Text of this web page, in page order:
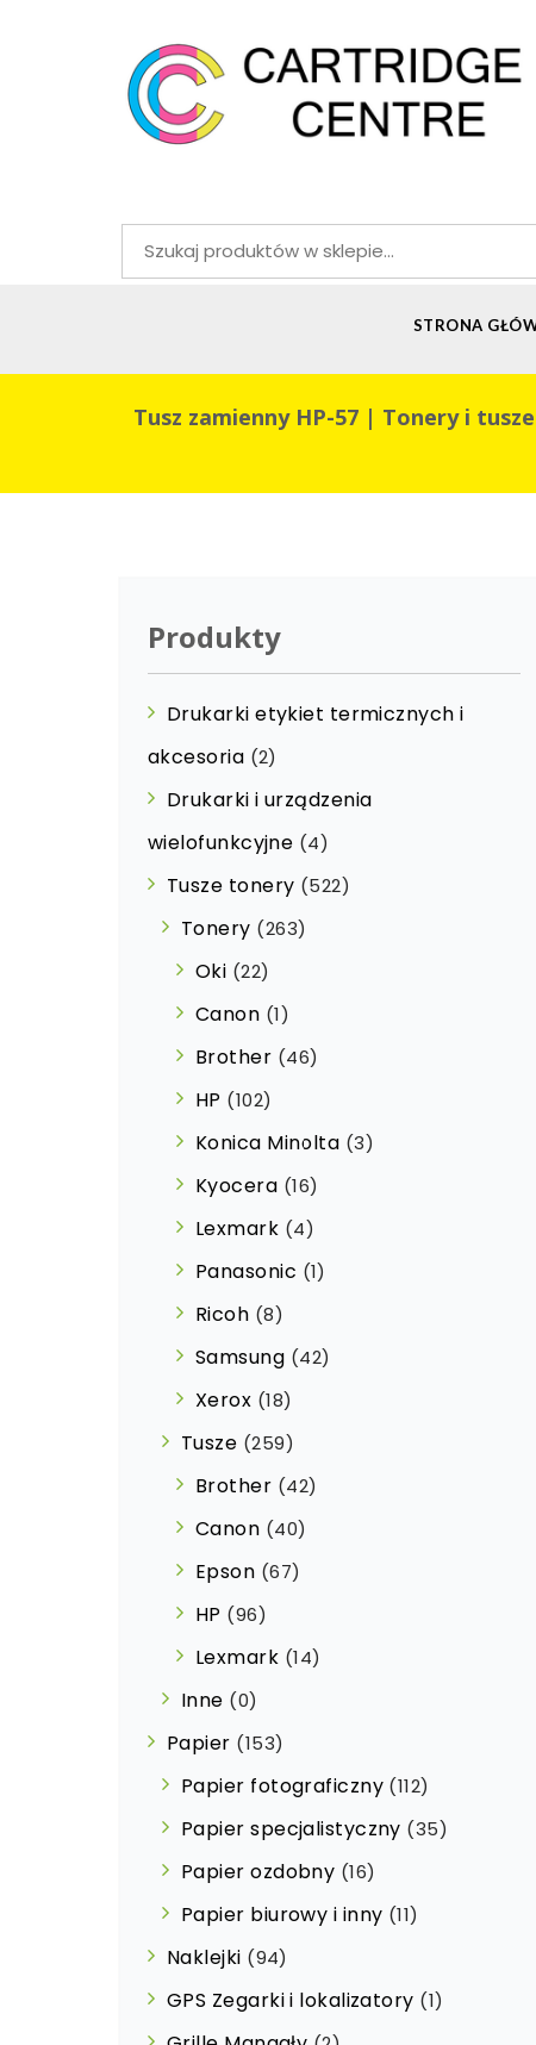
Szukaj:
STRONA
Tusz zamienny HP-57 | Tonery i
Produkty
Drukarki etykiet termicznych i
akcesoria (2)
Drukarki i urządzenia
wielofunkcyjne (4)
Tusze tonery (522)
Tonery (263)
Oki (22)
Canon (1)
Brother (46)
HP (102)
Konica Minolta (3)
Kyocera (16)
Lexmark (4)
Panasonic (1)
Ricoh (8)
Samsung (42)
Xerox (18)
Tusze (259)
Brother (42)
Canon (40)
Epson (67)
HP (96)
Lexmark (14)
Inne (0)
Papier (153)
Papier fotograficzny (112)
Papier specjalistyczny (35)
Papier ozdobny (16)
Papier biurowy i inny (11)
Naklejki (94)
GPS Zegarki i lokalizatory (1)